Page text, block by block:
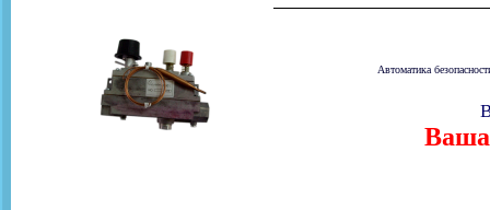
Автоматика
Ваша